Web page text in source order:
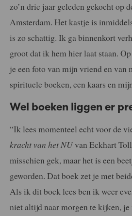
zo’n drie jaar geleden gekocht op
Amsterdam. Het kastje is
is zo schattig. Ik ga binnenkort
groot dat ik hem hier laat staan.
je een foto van mijn vriend en van
spirituele boeken, een kaars en
Wel boeken liggen er
“Ik lees momenteel echt voor de
kracht van het NUvan Eckhart
misschien gek, maar het is een
geworden. Dat boek zet je met
Als ik dit boek lees ben ik weer
niet altijd naar morgen te kijken,